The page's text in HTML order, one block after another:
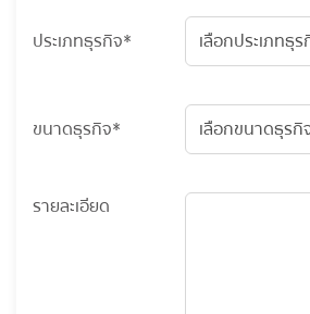
ประเภทธุรกิจ*
ขนาดธุรกิจ*
รายละเอียด